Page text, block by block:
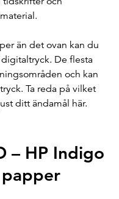
än det ovan kan du
De flesta
och kan
Ta reda på vilket
ditt ändamål här.
– HP Indigo